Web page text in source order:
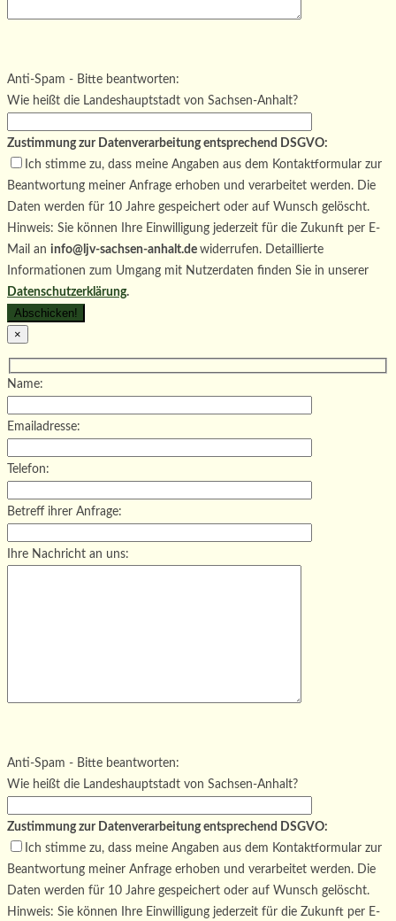
Bitte lasse dieses Feld leer.
Anti-Spam - Bitte beantworten:
Wie heißt die Landeshauptstadt von Sachsen-Anhalt?
Zustimmung zur Datenverarbeitung entsprechend DSGVO:
Ich stimme zu, dass meine Angaben aus dem Kontaktformular zur
Beantwortung meiner Anfrage erhoben und verarbeitet werden. Die
Daten werden für 10 Jahre gespeichert oder auf Wunsch gelöscht.
Hinweis: Sie können Ihre Einwilligung jederzeit für die Zukunft per E-
Mail an info@ljv-sachsen-anhalt.de widerrufen. Detaillierte
Informationen zum Umgang mit Nutzerdaten finden Sie in unserer
Datenschutzerklärung.
×
Name:
Emailadresse:
Telefon:
Betreff ihrer Anfrage:
Ihre Nachricht an uns:
Bitte lasse dieses Feld leer.
Anti-Spam - Bitte beantworten:
Wie heißt die Landeshauptstadt von Sachsen-Anhalt?
Zustimmung zur Datenverarbeitung entsprechend DSGVO:
Ich stimme zu, dass meine Angaben aus dem Kontaktformular zur
Beantwortung meiner Anfrage erhoben und verarbeitet werden. Die
Daten werden für 10 Jahre gespeichert oder auf Wunsch gelöscht.
Hinweis: Sie können Ihre Einwilligung jederzeit für die Zukunft per E-